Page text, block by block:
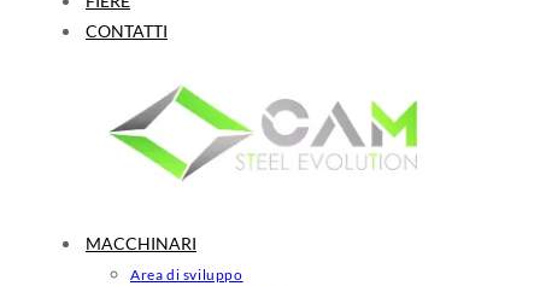
CONTATTI
MACCHINARI
Area di sviluppo